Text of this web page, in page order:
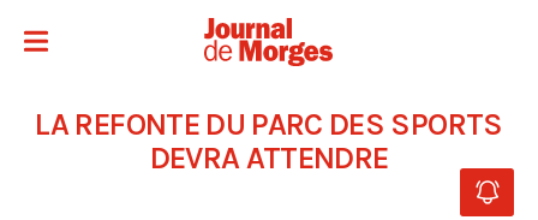
LA REFONTE DU PARC DES SPORTS
DEVRA ATTENDRE